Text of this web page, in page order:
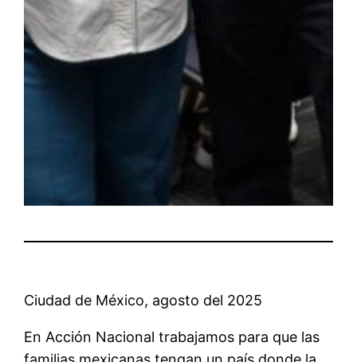
Ciudad de México, agosto del 2025
En Acción Nacional trabajamos para que las